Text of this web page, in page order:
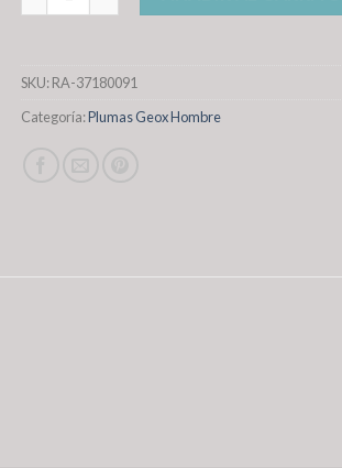
SKU:RA-37180091
Categoría:Plumas Geox Hombre